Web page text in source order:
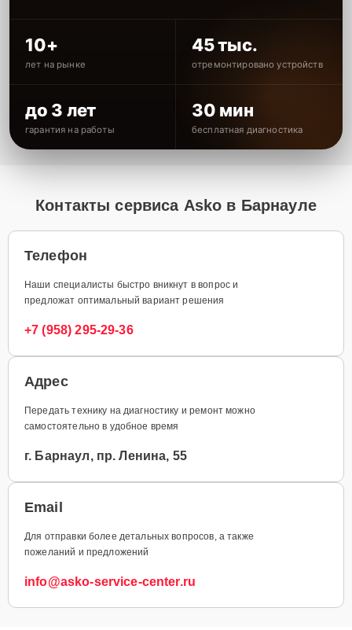
10+
лет на рынке
45 тыс.
отремонтировано устройств
до 3 лет
гарантия на работы
30 мин
бесплатная диагностика
Контакты сервиса Asko в Барнауле
Телефон
Наши специалисты быстро вникнут в вопрос и
предложат оптимальный вариант решения
+7 (958) 295-29-36
Адрес
Передать технику на диагностику и ремонт можно
самостоятельно в удобное время
г. Барнаул, пр. Ленина, 55
Email
Для отправки более детальных вопросов, а также
пожеланий и предложений
info@asko-service-center.ru